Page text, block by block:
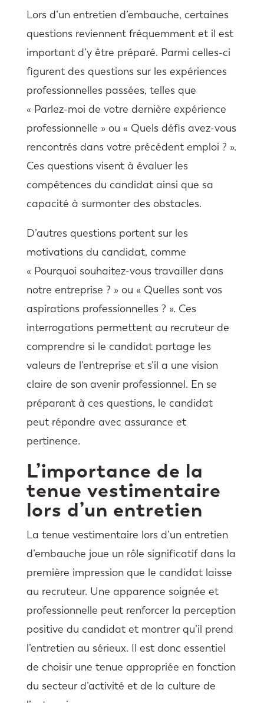
Lors d’un entretien d’embauche, certaines
questions reviennent fréquemment et il est
important d’y être préparé. Parmi celles-ci
figurent des questions sur les expériences
professionnelles passées, telles que
« Parlez-moi de votre dernière expérience
professionnelle » ou « Quels défis avez-vous
rencontrés dans votre précédent emploi ? ».
Ces questions visent à évaluer les
compétences du candidat ainsi que sa
capacité à surmonter des obstacles.
D’autres questions portent sur les
motivations du candidat, comme
« Pourquoi souhaitez-vous travailler dans
notre entreprise ? » ou « Quelles sont vos
aspirations professionnelles ? ». Ces
interrogations permettent au recruteur de
comprendre si le candidat partage les
valeurs de l’entreprise et s’il a une vision
claire de son avenir professionnel. En se
préparant à ces questions, le candidat
peut répondre avec assurance et
pertinence.
L’importance de la
tenue vestimentaire
lors d’un entretien
La tenue vestimentaire lors d’un entretien
d’embauche joue un rôle significatif dans la
première impression que le candidat laisse
au recruteur. Une apparence soignée et
professionnelle peut renforcer la perception
positive du candidat et montrer qu’il prend
l’entretien au sérieux. Il est donc essentiel
de choisir une tenue appropriée en fonction
du secteur d’activité et de la culture de